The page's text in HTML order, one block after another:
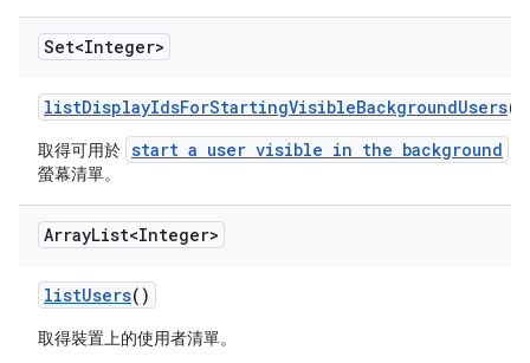
Set<Integer>
listDisplayIdsForStartingVisibleBackgroundUsers()
取得可用於 start a user visible in the background
螢幕清單。
ArrayList<Integer>
listUsers()
取得裝置上的使用者清單。